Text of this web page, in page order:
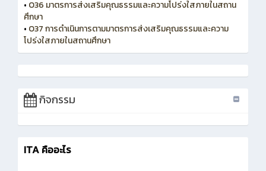
• O36 มาตรการส่งเสริมคุณธรรมและความโปร่งใสภายในสถาน
ศึกษา
• O37 การดำเนินการตามมาตรการส่งเสริมคุณธรรมและความ
โปร่งใสภายในสถานศึกษา
กิจกรรม
ITA คืออะไร